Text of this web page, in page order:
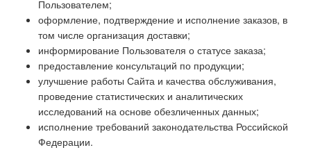
Пользователем;
оформление, подтверждение и исполнение заказов, в
том числе организация доставки;
информирование Пользователя о статусе заказа;
предоставление консультаций по продукции;
улучшение работы Сайта и качества обслуживания,
проведение статистических и аналитических
исследований на основе обезличенных данных;
исполнение требований законодательства Российской
Федерации.